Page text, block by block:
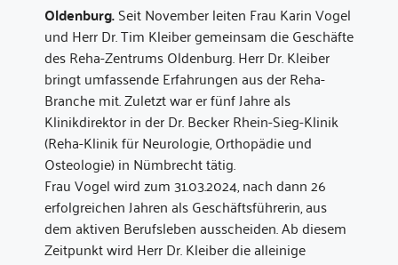
Oldenburg.Seit November leiten Frau Karin Vogel
und Herr Dr. Tim Kleiber gemeinsam die Geschäfte
des Reha-Zentrums Oldenburg. Herr Dr. Kleiber
bringt umfassende Erfahrungen aus der Reha-
Branche mit. Zuletzt war er fünf Jahre als
Klinikdirektor in der Dr. Becker Rhein-Sieg-Klinik
(Reha-Klinik für Neurologie, Orthopädie und
Osteologie) in Nümbrecht tätig.
Frau Vogel wird zum 31.03.2024, nach dann 26
erfolgreichen Jahren als Geschäftsführerin, aus
dem aktiven Berufsleben ausscheiden. Ab diesem
Zeitpunkt wird Herr Dr. Kleiber die alleinige